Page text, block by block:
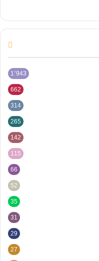
1٬943
662
314
265
142
115
66
52
35
31
29
27